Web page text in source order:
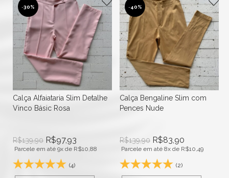
-40%
Calça Bengaline Slim com
Pences Nude
R$139,90 R$83,90
Parcele em até 8x deR$10,49
Novidade
R$ 149,90
Parcele em até 10x de